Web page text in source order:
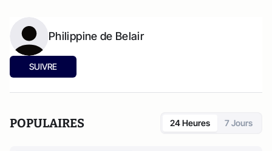
Philippine de Belair
SUIVRE
POPULAIRES 24 Heures 7 Jours